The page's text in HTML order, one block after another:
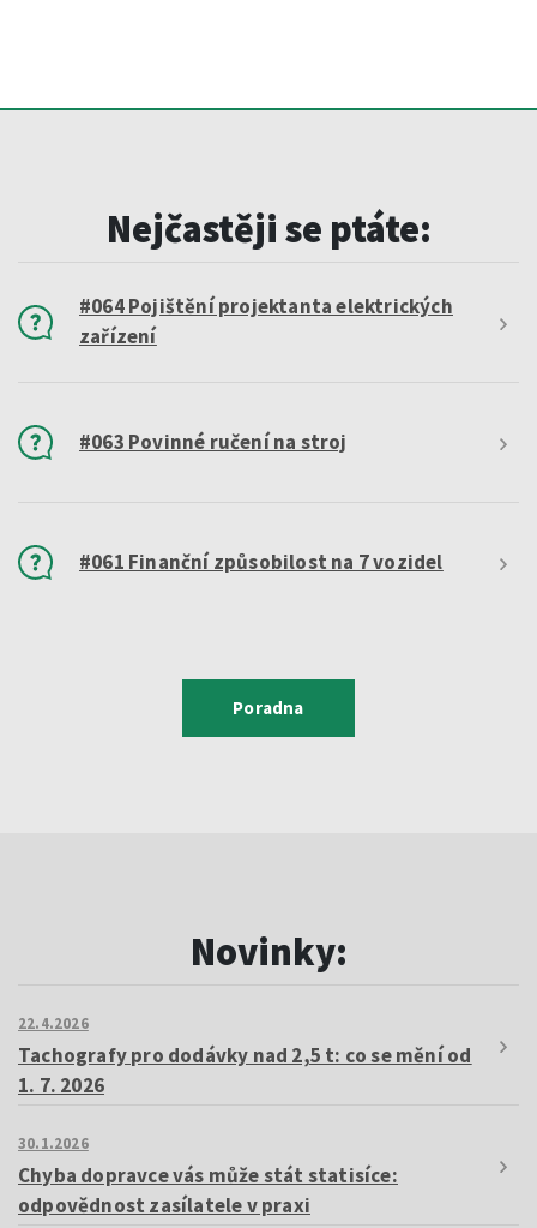
Nejčastěji se ptáte:
#064 Pojištění projektanta elektrických
zařízení
#063 Povinné ručení na stroj
#061 Finanční způsobilost na 7 vozidel
Poradna
Novinky:
22.4.2026
Tachografy pro dodávky nad 2,5 t: co se mění od
1. 7. 2026
30.1.2026
Chyba dopravce vás může stát statisíce:
odpovědnost zasílatele v praxi